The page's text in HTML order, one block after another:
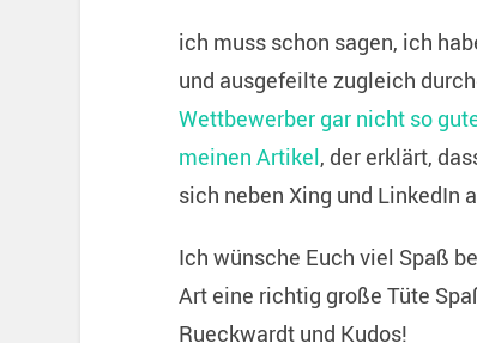
ich muss schon sagen, ich
und ausgefeilte zugleich
Wettbewerber gar nicht so
meinen Artikel, der erklärt,
sich neben Xing und LinkedIn
Ich wünsche Euch viel Spaß
Art eine richtig große Tüte
Rueckwardt und Kudos!